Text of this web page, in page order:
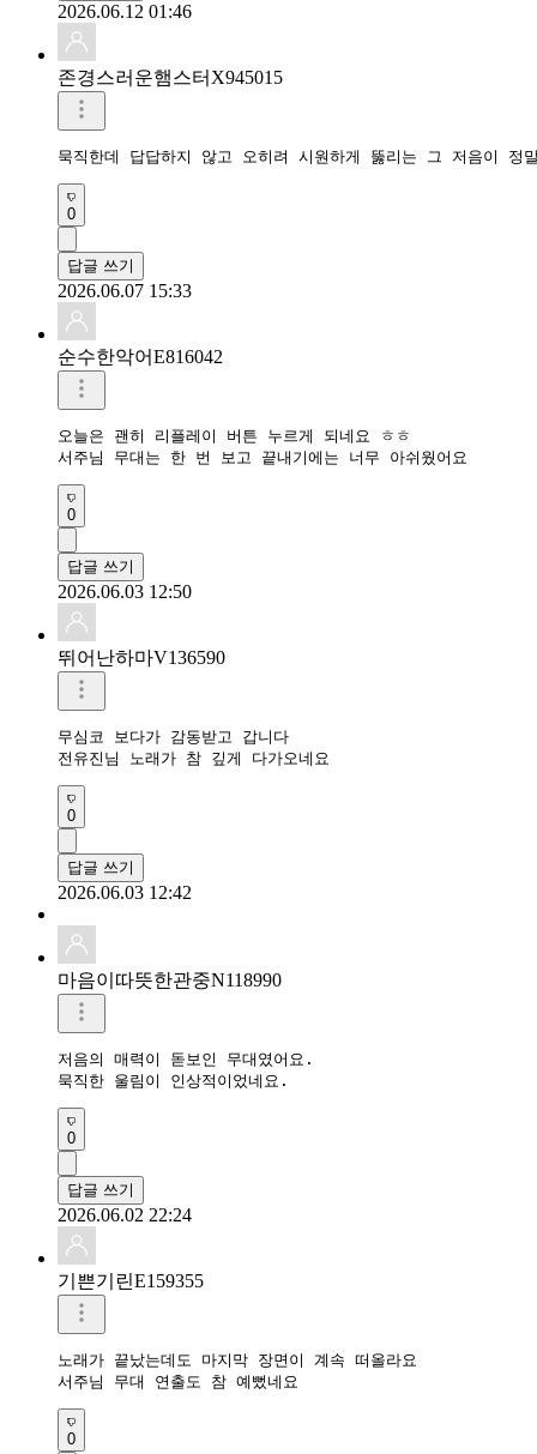
2026.06.12 01:46
존경스러운햄스터X945015
묵직한데 답답하지 않고 오히려 시원하게 뚫리는 그 저음이
0
답글 쓰기
2026.06.07 15:33
순수한악어E816042
오늘은 괜히 리플레이 버튼 누르게 되네요 ㅎㅎ
서주님 무대는 한 번 보고 끝내기에는 너무 아쉬웠어요
0
답글 쓰기
2026.06.03 12:50
뛰어난하마V136590
무심코 보다가 감동받고 갑니다
전유진님 노래가 참 깊게 다가오네요
0
답글 쓰기
2026.06.03 12:42
마음이따뜻한관중N118990
저음의 매력이 돋보인 무대였어요.
묵직한 울림이 인상적이었네요.
0
답글 쓰기
2026.06.02 22:24
기쁜기린E159355
노래가 끝났는데도 마지막 장면이 계속 떠올라요
서주님 무대 연출도 참 예뻤네요
0